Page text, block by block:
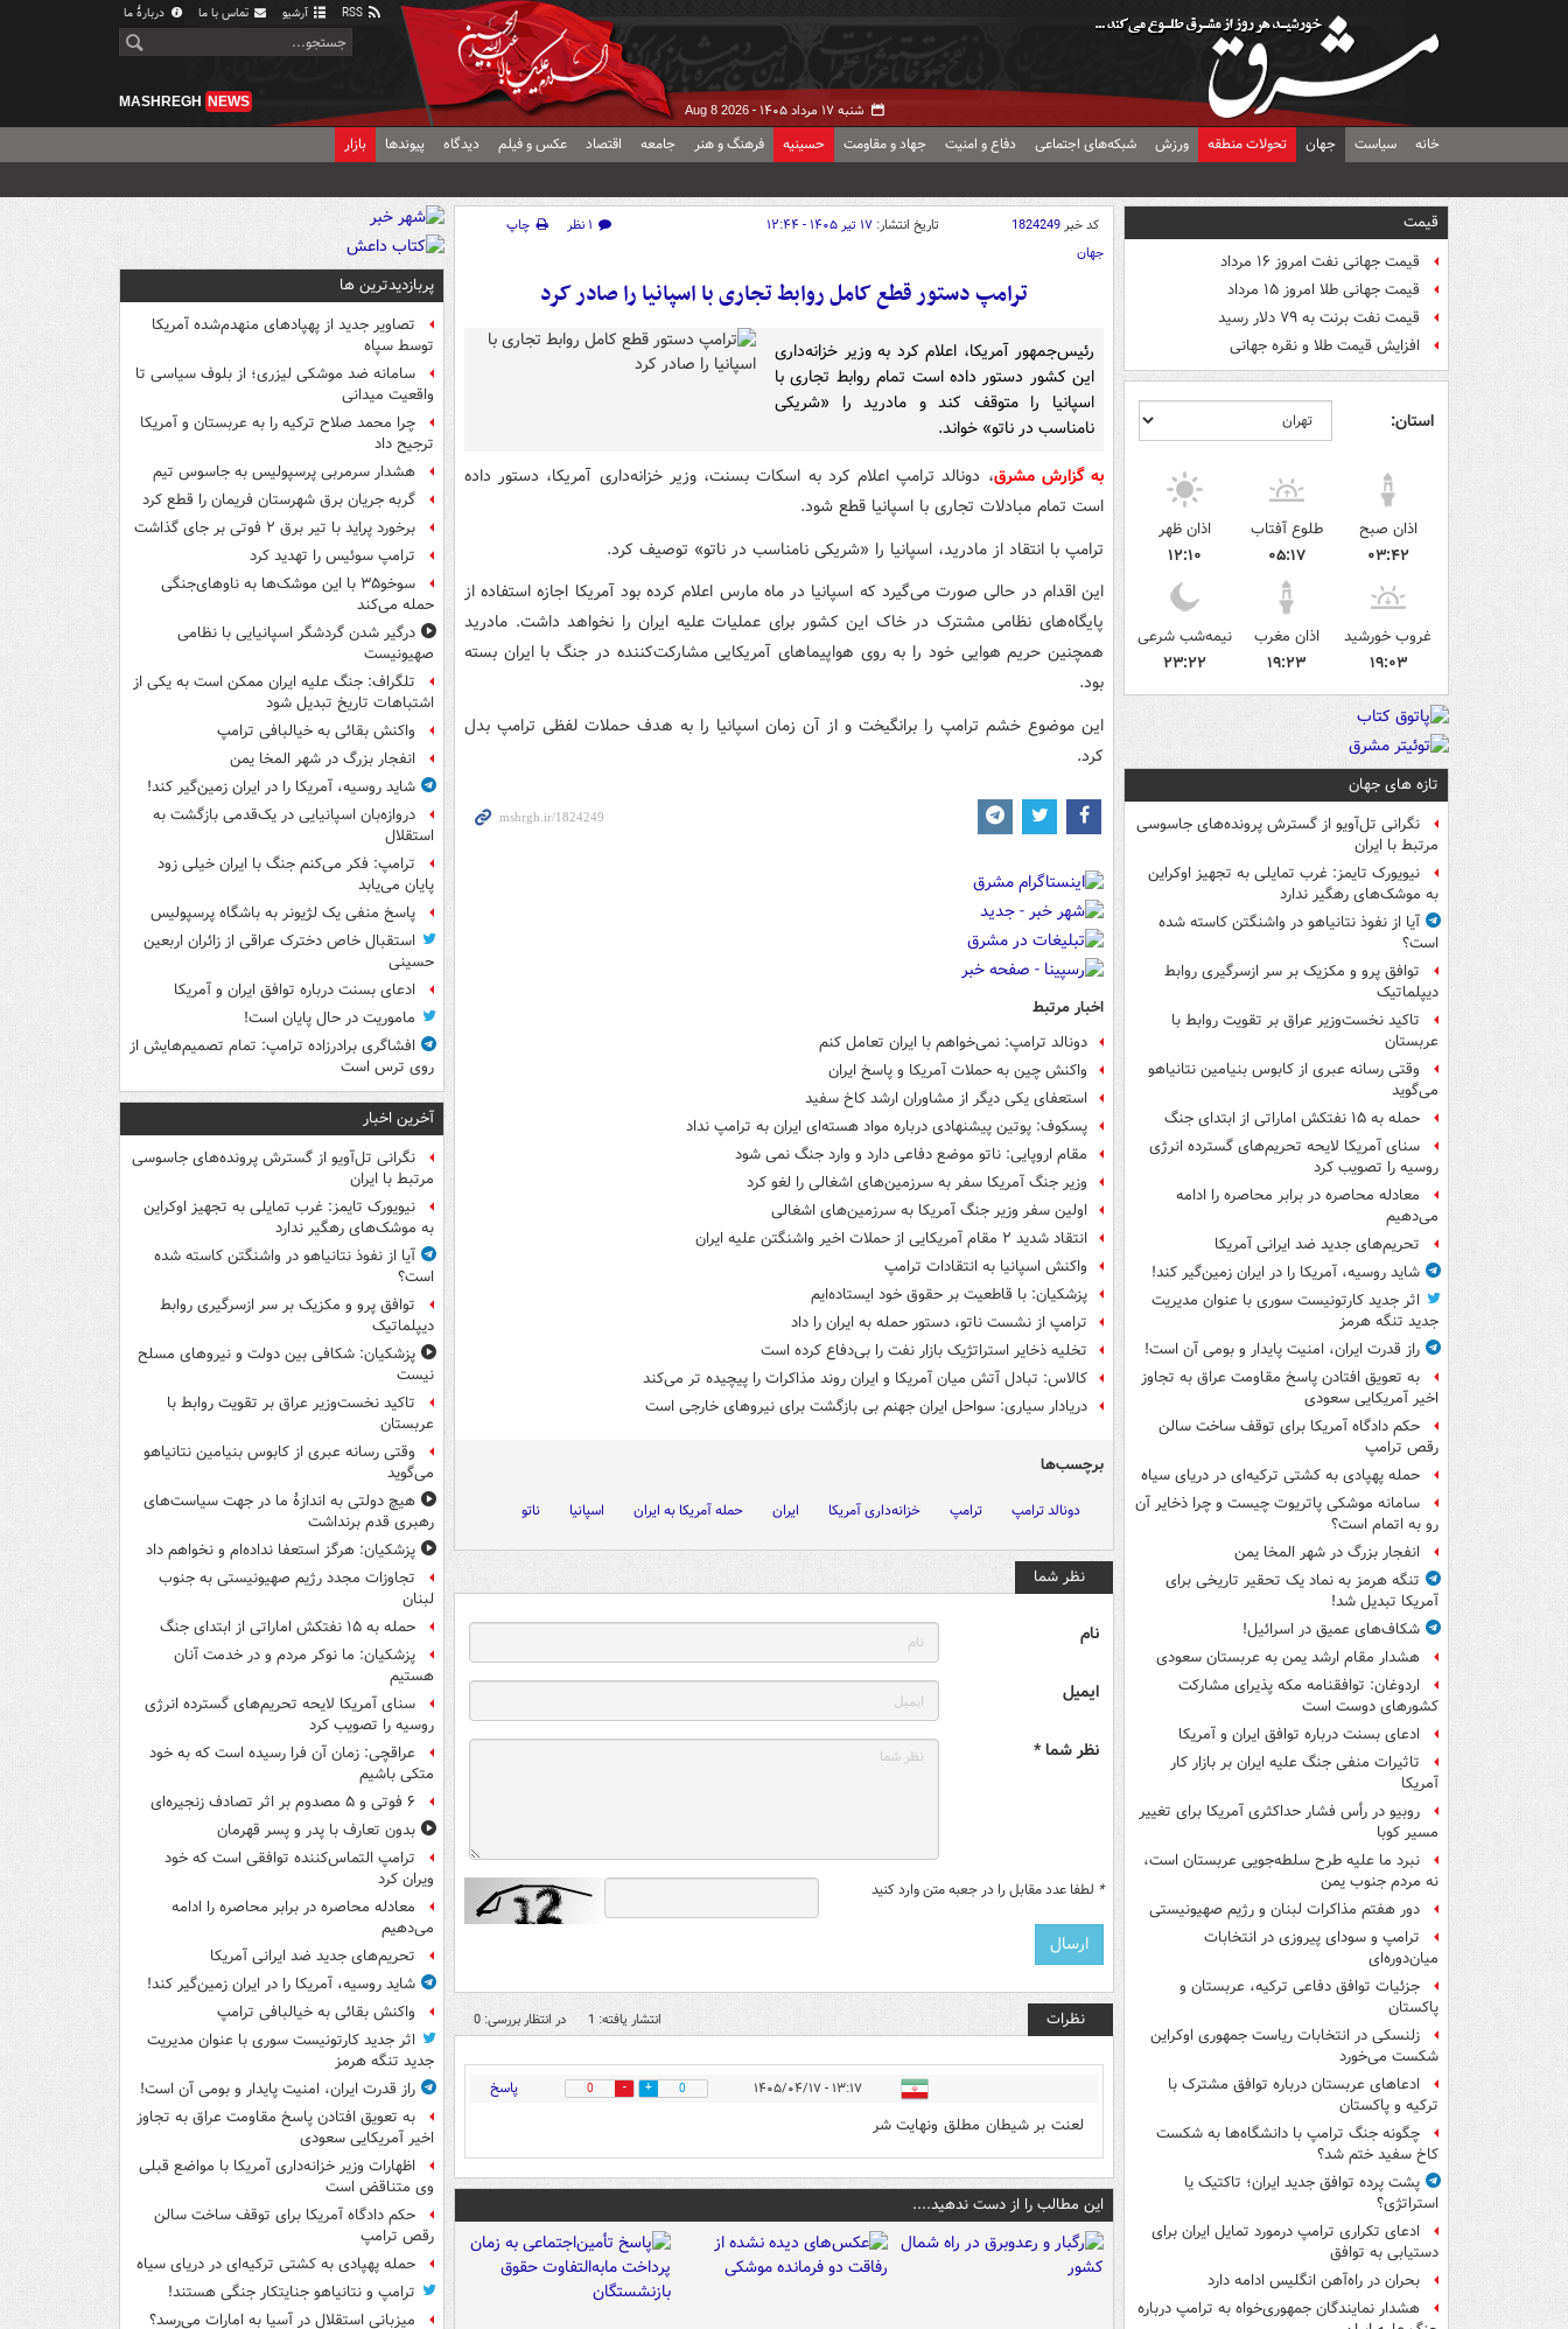
آرشیو تماس با ما دربارهٔ ما
شنبه ۱۷ مرداد ۱۴۰۵ - Aug 8 2026
MASHREGH NEWS
خانه سیاست جهان تحولات منطقه ورزش شبکه‌های اجتماعی دفاع و امنیت جهاد و مقاومت حسینیه فرهنگ و هنر جامعه اقتصاد عکس و فیلم دیدگاه پیوندها بازار
قیمت
قیمت جهانی نفت امروز ۱۶ مرداد
قیمت جهانی طلا امروز ۱۵ مرداد
قیمت نفت برنت به ۷۹ دلار رسید
افزایش قیمت طلا و نقره جهانی
استان:
اذان صبح
۰۳:۴۲
طلوع آفتاب
۰۵:۱۷
اذان ظهر
۱۲:۱۰
غروب خورشید
۱۹:۰۳
اذان مغرب
۱۹:۲۳
نیمه‌شب شرعی
۲۳:۲۲
تازه های جهان
نگرانی تل‌آویو از گسترش پرونده‌های جاسوسی
مرتبط با ایران
نیویورک تایمز: غرب تمایلی به تجهیز اوکراین
به موشک‌های رهگیر ندارد
آیا از نفوذ نتانیاهو در واشنگتن کاسته شده
است؟
توافق پرو و مکزیک بر سر ازسرگیری روابط
دیپلماتیک
تاکید نخست‌وزیر عراق بر تقویت روابط با
عربستان
وقتی رسانه عبری از کابوس بنیامین نتانیاهو
می‌گوید
حمله به ۱۵ نفتکش‌ اماراتی از ابتدای جنگ
سنای آمریکا لایحه تحریم‌های گسترده انرژی
روسیه را تصویب کرد
معادله محاصره در برابر محاصره را ادامه
می‌دهیم
تحریم‌های جدید ضد ایرانی آمریکا
شاید روسیه، آمریکا را در ایران زمین‌گیر کند!
اثر جدید کارتونیست سوری با عنوان مدیریت
جدید تنگه هرمز
راز قدرت ایران، امنیت پایدار و بومی آن است!
به تعویق افتادن پاسخ مقاومت عراق به تجاوز
اخیر آمریکایی سعودی
حکم دادگاه آمریکا برای توقف ساخت سالن
رقص ترامپ
حمله پهپادی به کشتی ترکیه‌ای در دریای سیاه
سامانه موشکی پاتریوت چیست و چرا ذخایر آن
رو به اتمام است؟
انفجار بزرگ در شهر المخا یمن
تنگه هرمز به نماد یک تحقیر تاریخی برای
آمریکا تبدیل شد!
شکاف‌های عمیق در اسرائیل!
هشدار مقام ارشد یمن به عربستان سعودی
اردوغان: توافقنامه مکه پذیرای مشارکت
کشورهای دوست است
ادعای بسنت درباره توافق ایران و آمریکا
تاثیرات منفی جنگ علیه ایران بر بازار کار
آمریکا
روبیو در رأس فشار حداکثری آمریکا برای تغییر
مسیر کوبا
نبرد ما علیه طرح سلطه‌جویی عربستان است،
نه مردم جنوب یمن
دور هفتم مذاکرات لبنان و رژیم صهیونیستی
ترامپ و سودای پیروزی در انتخابات
میان‌دوره‌ای
جزئیات توافق دفاعی ترکیه، عربستان و
پاکستان
زلنسکی در انتخابات ریاست جمهوری اوکراین
شکست می‌خورد
ادعاهای عربستان درباره توافق مشترک با
ترکیه و پاکستان
چگونه جنگ ترامپ با دانشگاه‌ها به شکست
کاخ سفید ختم شد؟
پشت پرده توافق جدید ایران؛ تاکتیک یا
استراتژی؟
ادعای تکراری ترامپ درمورد تمایل ایران برای
دستیابی به توافق
بحران در راه‌آهن انگلیس ادامه دارد
هشدار نمایندگان جمهوری‌خواه به ترامپ درباره
کد خبر1824249 تاریخ انتشار: ۱۷ تیر ۱۴۰۵ - ۱۲:۴۴ ۱ نظر
چاپ
جهان
ترامپ دستور قطع کامل روابط تجاری با اسپانیا را صادر کرد
رئیس‌جمهور آمریکا، اعلام کرد به وزیر خزانه‌داری
این کشور دستور داده است تمام روابط تجاری با
اسپانیا را متوقف کند و مادرید را «شریکی
نامناسب در ناتو» خواند.
به گزارش مشرق، دونالد ترامپ اعلام کرد به اسکات بسنت، وزیر خزانه‌داری آمریکا، دستور داده
است تمام مبادلات تجاری با اسپانیا قطع شود.
ترامپ با انتقاد از مادرید، اسپانیا را «شریکی نامناسب در ناتو» توصیف کرد.
این اقدام در حالی صورت می‌گیرد که اسپانیا در ماه مارس اعلام کرده بود آمریکا اجازه استفاده از
پایگاه‌های نظامی مشترک در خاک این کشور برای عملیات علیه ایران را نخواهد داشت. مادرید
همچنین حریم هوایی خود را به روی هواپیماهای آمریکایی مشارکت‌کننده در جنگ با ایران بسته
بود.
این موضوع خشم ترامپ را برانگیخت و از آن زمان اسپانیا را به هدف حملات لفظی ترامپ بدل
کرد.
اخبار مرتبط
دونالد ترامپ: نمی‌خواهم با ایران تعامل کنم
واکنش چین به حملات آمریکا و پاسخ ایران
استعفای یکی دیگر از مشاوران ارشد کاخ سفید
پسکوف: پوتین پیشنهادی درباره مواد هسته‌ای ایران به ترامپ نداد
مقام اروپایی: ناتو موضع دفاعی دارد و وارد جنگ نمی شود
وزیر جنگ آمریکا سفر به سرزمین‌های اشغالی را لغو کرد
اولین سفر وزیر جنگ آمریکا به سرزمین‌های اشغالی
انتقاد شدید ۲ مقام آمریکایی از حملات اخیر واشنگتن علیه ایران
واکنش اسپانیا به انتقادات ترامپ
‏پزشکیان: با قاطعیت بر حقوق خود ایستاده‌ایم
ترامپ از نشست ناتو، دستور حمله به ایران را داد
تخلیه ذخایر استراتژیک بازار نفت را بی‌دفاع کرده است
کالاس: تبادل آتش میان آمریکا و ایران روند مذاکرات را پیچیده تر می‌کند
دریادار سیاری: سواحل ایران جهنم بی بازگشت برای نیروهای خارجی است
برچسب‌ها
دونالد ترامپ ترامپ خزانه‌داری آمریکا ایران حمله آمریکا به ایران اسپانیا ناتو
نظر شما
نام
ایمیل
نظر شما *
* لطفا عدد مقابل را در جعبه متن وارد کنید
نظرات انتشار یافته: 1 در انتظار بررسی: 0
۱۳:۱۷ - ۱۴۰۵/۰۴/۱۷ 0
0 پاسخ
لعنت بر شیطان مطلق ونهایت شر
این مطالب را از دست ندهید....
پربازدیدترین ها
تصاویر جدید از پهپادهای منهدم‌شده آمریکا
توسط سپاه
سامانه ضد موشکی لیزری؛ از بلوف سیاسی تا
واقعیت میدانی
چرا محمد صلاح ترکیه را به عربستان و آمریکا
ترجیح داد
هشدار سرمربی پرسپولیس به جاسوس تیم
گربه جریان برق شهرستان فریمان را قطع کرد
برخورد پراید با تیر برق ۲ فوتی بر جای گذاشت
ترامپ سوئیس را تهدید کرد
سوخو۳۵ با این موشک‌ها به ناوهای‌جنگی
حمله می‌کند
درگیر شدن گردشگر اسپانیایی با نظامی
صهیونیست
تلگراف: جنگ علیه ایران ممکن است به یکی از
اشتباهات تاریخ تبدیل شود
واکنش بقائی به خیالبافی ترامپ
انفجار بزرگ در شهر المخا یمن
شاید روسیه، آمریکا را در ایران زمین‌گیر کند!
دروازه‌بان اسپانیایی در یک‌قدمی بازگشت به
استقلال
ترامپ: فکر می‌کنم جنگ با ایران خیلی زود
پایان می‌یابد
پاسخ منفی یک لژیونر به باشگاه پرسپولیس
استقبال خاص دخترک عراقی از زائران اربعین
حسینی
ادعای بسنت درباره توافق ایران و آمریکا
ماموریت در حال پایان است!
افشاگری برادرزاده ترامپ: تمام تصمیم‌هایش از
روی ترس است
آخرین اخبار
نگرانی تل‌آویو از گسترش پرونده‌های جاسوسی
مرتبط با ایران
نیویورک تایمز: غرب تمایلی به تجهیز اوکراین
به موشک‌های رهگیر ندارد
آیا از نفوذ نتانیاهو در واشنگتن کاسته شده
است؟
توافق پرو و مکزیک بر سر ازسرگیری روابط
دیپلماتیک
پزشکیان: شکافی بین دولت و نیروهای مسلح
نیست
تاکید نخست‌وزیر عراق بر تقویت روابط با
عربستان
وقتی رسانه عبری از کابوس بنیامین نتانیاهو
می‌گوید
هیچ دولتی به اندازۀ ما در جهت سیاست‌های
رهبری قدم برنداشت
پزشکیان: هرگز استعفا نداده‌ام و نخواهم داد
تجاوزات مجدد رژیم صهیونیستی به جنوب
لبنان
حمله به ۱۵ نفتکش‌ اماراتی از ابتدای جنگ
پزشکیان: ما نوکر مردم و در خدمت آنان
هستیم
سنای آمریکا لایحه تحریم‌های گسترده انرژی
روسیه را تصویب کرد
عراقچی: زمان آن فرا رسیده است که به خود
متکی باشیم
۶ فوتی و ۵ مصدوم بر اثر تصادف زنجیره‌ای
بدون تعارف با پدر و پسر قهرمان
ترامپ التماس‌کننده توافقی است که خود
ویران کرد
معادله محاصره در برابر محاصره را ادامه
می‌دهیم
تحریم‌های جدید ضد ایرانی آمریکا
شاید روسیه، آمریکا را در ایران زمین‌گیر کند!
واکنش بقائی به خیالبافی ترامپ
اثر جدید کارتونیست سوری با عنوان مدیریت
جدید تنگه هرمز
راز قدرت ایران، امنیت پایدار و بومی آن است!
به تعویق افتادن پاسخ مقاومت عراق به تجاوز
اخیر آمریکایی سعودی
اظهارات وزیر خزانه‌داری آمریکا با مواضع قبلی
وی متناقض است
حکم دادگاه آمریکا برای توقف ساخت سالن
رقص ترامپ
حمله پهپادی به کشتی ترکیه‌ای در دریای سیاه
ترامپ و نتانیاهو جنایتکار جنگی هستند!
میزبانی استقلال در آسیا به امارات می‌رسد؟